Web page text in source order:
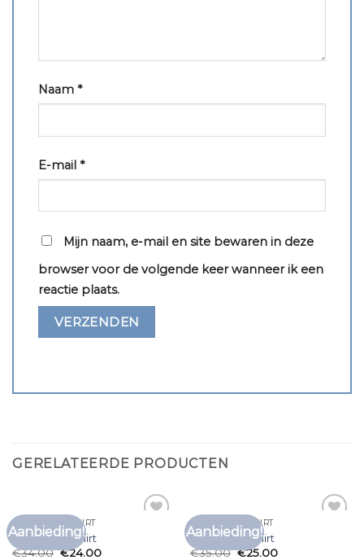
Naam *
E-mail *
Mijn naam, e-mail en site bewaren in deze
browser voor de volgende keer wanneer ik een
reactie plaats.
GERELATEERDE PRODUCTEN
Aanbieding!
VOEDINGS T SHIRT
voedings t shirt
€34.00 €24.00
Aanbieding!
VOEDINGS T SHIRT
voedings t shirt
€35.00 €25.00